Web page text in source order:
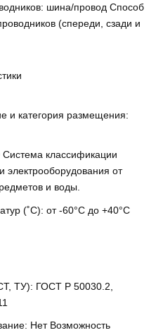
шина/провод Способ
(спереди, сзади и
и категория размещения:
Система классификации
электрооборудования от
и воды.
(˚С): от -60°С до +40°С
ТУ): ГОСТ Р 50030.2,
Нет Возможность